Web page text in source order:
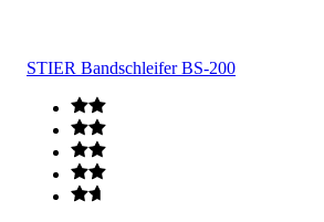
STIER Bandschleifer BS-200